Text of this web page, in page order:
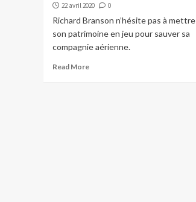
22 avril 2020 0
Richard Branson n’hésite pas à mettre
son patrimoine en jeu pour sauver sa
compagnie aérienne.
Read More